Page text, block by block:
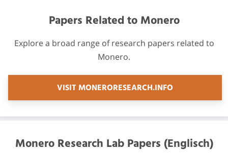
Papers Related to Monero
Explore a broad range of research papers related to
Monero.
VISIT MONERORESEARCH.INFO
Monero Research Lab Papers (Englisch)